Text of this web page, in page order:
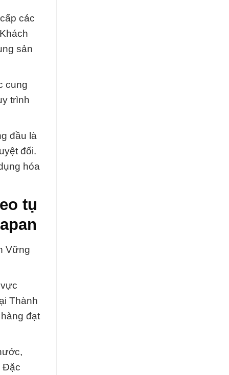
các
sản
cung
trình
đầu là
đối.
hóa
tụ
Vững
Thành
đạt
Đặc